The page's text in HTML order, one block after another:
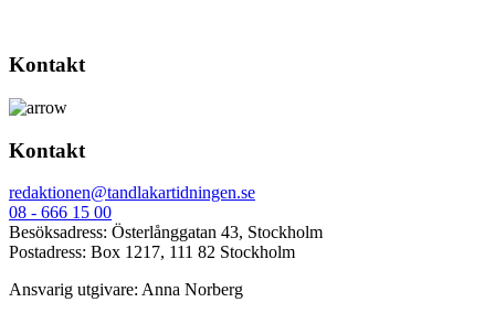
Kontakt
Kontakt
redaktionen@tandlakartidningen.se
08 - 666 15 00
Besöksadress: Österlånggatan 43, Stockholm
Postadress: Box 1217, 111 82 Stockholm
Ansvarig utgivare: Anna Norberg